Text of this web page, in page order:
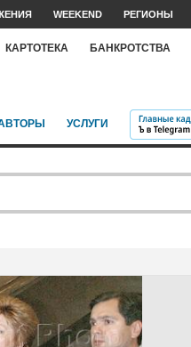
WEEKEND РЕГИОНЫ
КАРТОТЕКА БАНКРОТСТВА
УСЛУГИ